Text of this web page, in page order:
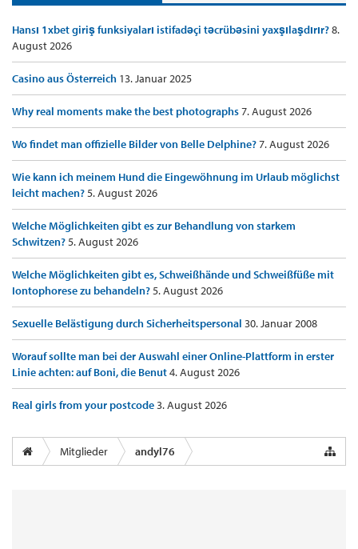
Hansı 1xbet giriş funksiyaları istifadəçi təcrübəsini yaxşılaşdırır?8.
August 2026
Casino aus Österreich 13. Januar 2025
Why real moments make the best photographs7. August 2026
Wo findet man offizielle Bilder von Belle Delphine?7. August 2026
Wie kann ich meinem Hund die Eingewöhnung im Urlaub möglichst
leicht machen?5. August 2026
Welche Möglichkeiten gibt es zur Behandlung von starkem
Schwitzen?5. August 2026
Welche Möglichkeiten gibt es, Schweißhände und Schweißfüße mit
Iontophorese zu behandeln?5. August 2026
Sexuelle Belästigung durch Sicherheitspersonal 30. Januar 2008
Worauf sollte man bei der Auswahl einer Online-Plattform in erster
Linie achten: auf Boni, die Benut4. August 2026
Real girls from your postcode3. August 2026
Mitglieder andyl76